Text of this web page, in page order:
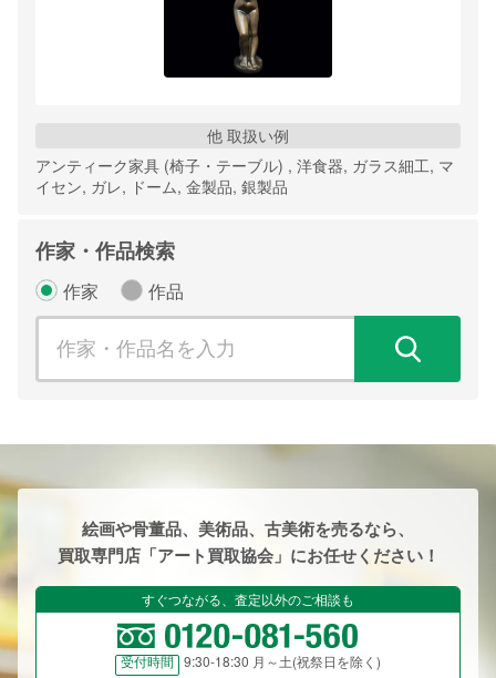
他 取扱い例
アンティーク家具 (椅子・テーブル) , 洋食器, ガラス細工, マ
イセン, ガレ, ドーム, 金製品, 銀製品
作家・作品検索
作家 作品
絵画や骨董品、美術品、古美術を売るなら、
買取専門店「アート買取協会」にお任せください！
すぐつながる、査定以外のご相談も
受付時間
9:30-18:30 月～土(祝祭日を除く)